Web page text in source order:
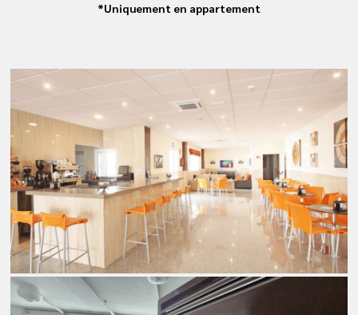
*Uniquement en appartement